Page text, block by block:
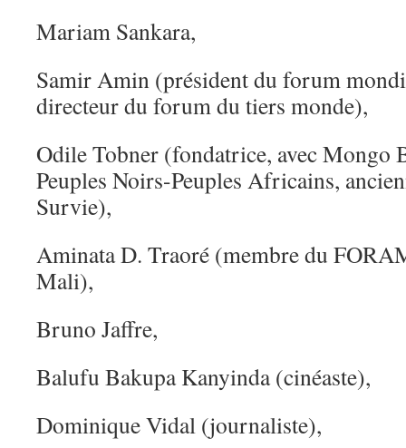
Mariam Sankara,
Samir Amin (président du forum
directeur du forum du tiers monde),
Odile Tobner (fondatrice, avec Mongo
Peuples Noirs-Peuples Africains,
Survie),
Aminata D. Traoré (membre du
Mali),
Bruno Jaffre,
Balufu Bakupa Kanyinda (cinéaste),
Dominique Vidal (journaliste),